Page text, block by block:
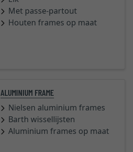
Met passe-partout
Houten frames op maat
ALUMINIUM FRAME
Nielsen aluminium frames
Barth wissellijsten
Aluminium frames op maat